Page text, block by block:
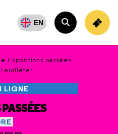
EN
Rechercher
Expositions passées
Feuilleter
LIGNE